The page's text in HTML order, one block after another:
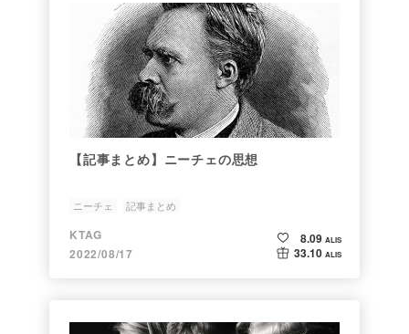
【記事まとめ】ニーチェの思想
ニーチェ 記事まとめ
KTAG
2022/08/17
8.09 ALIS
33.10 ALIS